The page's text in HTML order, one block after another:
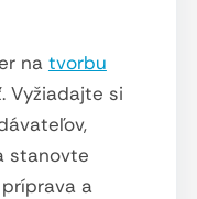
na tvorbu
Vyžiadajte si
stanovte
a